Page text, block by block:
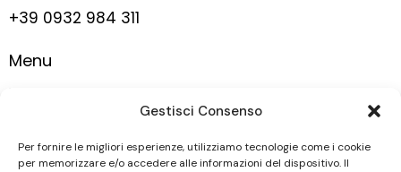
Gestisci Consenso
Per fornire le migliori esperienze, utilizziamo tecnologie come i cookie
per memorizzare e/o accedere alle informazioni del dispositivo. Il
+39 0932 984 311
Menu
Vigneti